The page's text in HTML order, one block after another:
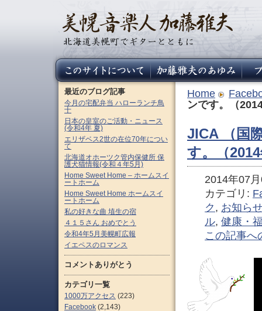
Home
ンです。（
JICA （国
す。（
2014年07
カテゴリ:
ク , お知ら
ル, 健康・
この記事へ
最近のブログ記事
今月の宅配弁当 ハローランチ鳥
十
日本の皇室のご活動・ニュース
(令和4年 夏)
エリザベス2世の在位70年につい
て
北海道オホーツク管内保健所 保
護犬猫情報(令和４年5月)
Home Sweet Home – ホームスイ
ートホーム
Home Sweet Home ホームスイ
ートホーム
私の好きな曲 埴生の宿
４１５さん おめでとう
令和4年5月美幌町広報
イエペスのロマンス
コメントありがとう
カテゴリ一覧
1000万アクセス (223)
Facebook (2,143)